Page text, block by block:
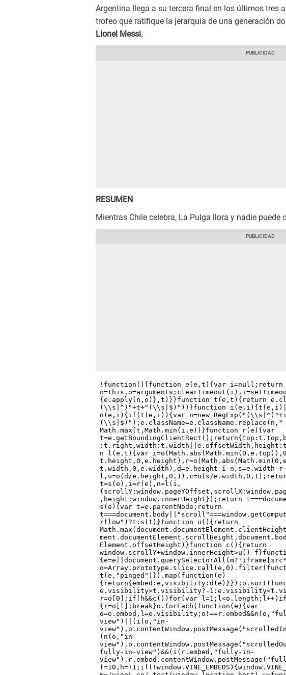
Argentina llega a su tercera final en los últimos tres
trofeo que ratifique la jerarquía de una generación
Lionel Messi.
RESUMEN
Mientras Chile celebra, La Pulga llora y nadie puede